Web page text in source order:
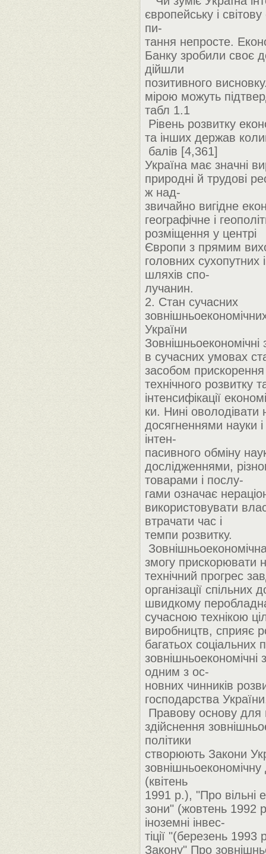
європейську і
пи-
тання непросте.
Банку зробили своє
дійшли
позитивного
мірою можуть
табл 1.1
Рівень розвитку
та інших держав
балів [4,361]
Україна має значні
природні й трудові
ж над-
звичайно вигідне
географічне і
розміщення у центрі
Європи з прямим
головних сухопутних
шляхів спо-
лучанин.
2. Стан сучасних
України
Зовнішньоекономічні
в сучасних умовах
засобом
технічного розвитку
інтенсифікації
ки. Нині
досягненнями науки і
інтен-
пасивного обміну
дослідженнями,
товарами і послу-
гами означає
використовувати
втрачати час і
темпи розвитку.
Зовнішньоекономічна
змогу прискорювати
технічний прогрес
організації спільних
швидкому
сучасною технікою
виробництв, сприяє
багатьох
зовнішньоекономічні
одним з ос-
новних чинників
господарства
Правову основу для
здійснення
політики
створюють Закони
зовнішньоекономічну
(квітень
1991 р.), "Про вільні
зони" (жовтень 1992
іноземні інвес-
тіції "(березень 1993
Закону" Про